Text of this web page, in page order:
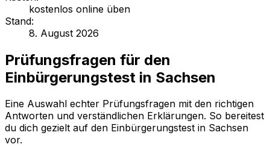
kostenlos online üben
Stand:
8. August 2026
Prüfungsfragen für den
Einbürgerungstest in Sachsen
Eine Auswahl echter Prüfungsfragen mit den richtigen
Antworten und verständlichen Erklärungen. So bereitest
du dich gezielt auf den Einbürgerungstest in Sachsen
vor.